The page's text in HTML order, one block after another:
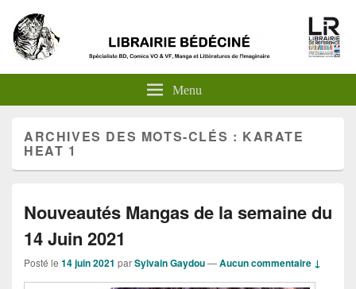
Menu
ARCHIVES DES MOTS-CLÉS : KARATE
HEAT 1
Nouveautés Mangas de la semaine du
14 Juin 2021
Posté le 14 juin 2021 parSylvain Gaydou—Aucun commentaire ↓